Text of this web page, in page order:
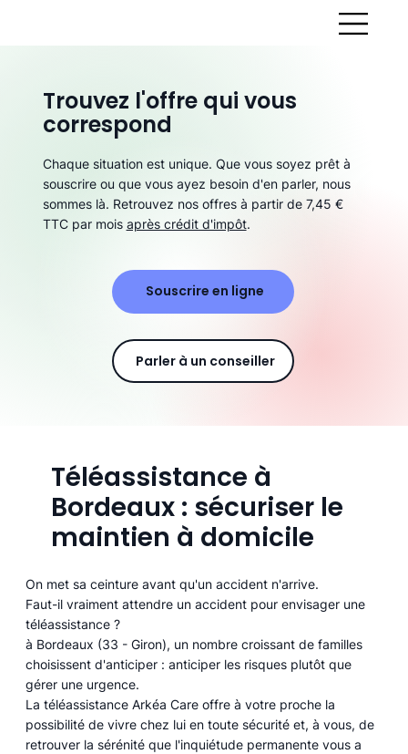
Téléassistance à
Bordeaux : sécuriser le
maintien à domicile
On met sa ceinture avant qu'un accident n'arrive.
Faut-il vraiment attendre un accident pour envisager une
téléassistance ?
à Bordeaux (33 - Giron), un nombre croissant de familles
choisissent d'anticiper : anticiper les risques plutôt que
gérer une urgence.
La téléassistance Arkéa Care offre à votre proche la
possibilité de vivre chez lui en toute sécurité et, à vous, de
retrouver la sérénité que l'inquiétude permanente vous a
Trouvez l'offre qui vous
correspond
Chaque situation est unique. Que vous soyez prêt à
souscrire ou que vous ayez besoin d'en parler, nous
sommes là. Retrouvez nos offres à partir de 7,45 €
TTC par mois après crédit d'impôt.
Souscrire en ligne
Parler à un conseiller